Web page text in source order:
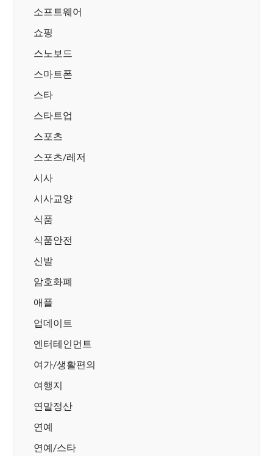
소프트웨어
쇼핑
스노보드
스마트폰
스타
스타트업
스포츠
스포츠/레저
시사
시사교양
식품
식품안전
신발
암호화폐
애플
업데이트
엔터테인먼트
여가/생활편의
여행지
연말정산
연예
연예/스타